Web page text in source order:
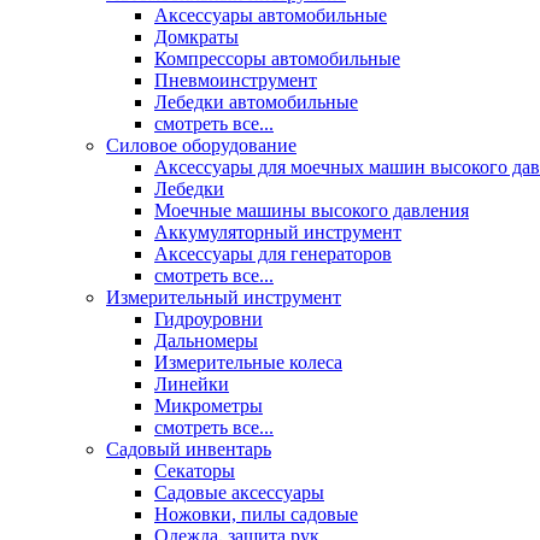
Аксессуары автомобильные
Домкраты
Компрессоры автомобильные
Пневмоинструмент
Лебедки автомобильные
смотреть все...
Силовое оборудование
Аксессуары для моечных машин высокого
Лебедки
Моечные машины высокого давления
Аккумуляторный инструмент
Аксессуары для генераторов
смотреть все...
Измерительный инструмент
Гидроуровни
Дальномеры
Измерительные колеса
Линейки
Микрометры
смотреть все...
Садовый инвентарь
Секаторы
Садовые аксессуары
Ножовки, пилы садовые
Одежда, защита рук